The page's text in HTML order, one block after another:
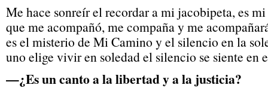
Me hace sonreír el recordar a mi jacobipeta, es
que me acompañó, me compaña y me
es el misterio de Mi Camino y el silencio en la
uno elige vivir en soledad el silencio se siente en
—¿Es un canto a la libertad y a la justicia?